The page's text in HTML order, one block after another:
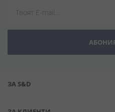
ЗА S&D